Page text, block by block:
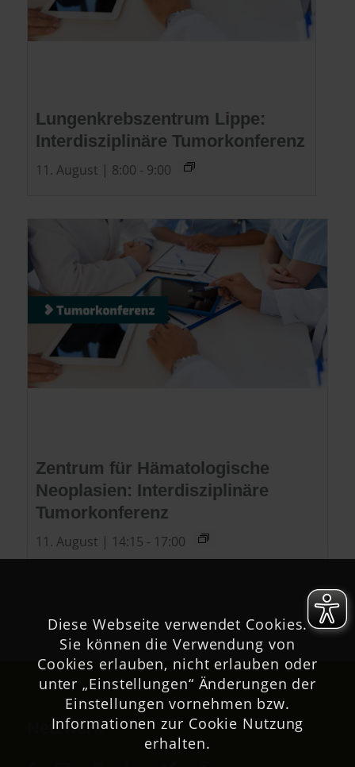
Lungenkrebszentrum Lippe:
Interdisziplinäre Tumorkonferenz
11. August | 8:00 - 9:00
Zentrum für Hämatologische
Neoplasien: Interdisziplinäre
Tumorkonferenz
11. August | 14:15 - 17:00
Netzwerk
Diese Webseite verwendet Cookies.
Sie können die Verwendung von
Cookies erlauben, nicht erlauben oder
unter „Einstellungen“ Änderungen der
Einstellungen vornehmen bzw.
Informationen zur Cookie Nutzung
erhalten.